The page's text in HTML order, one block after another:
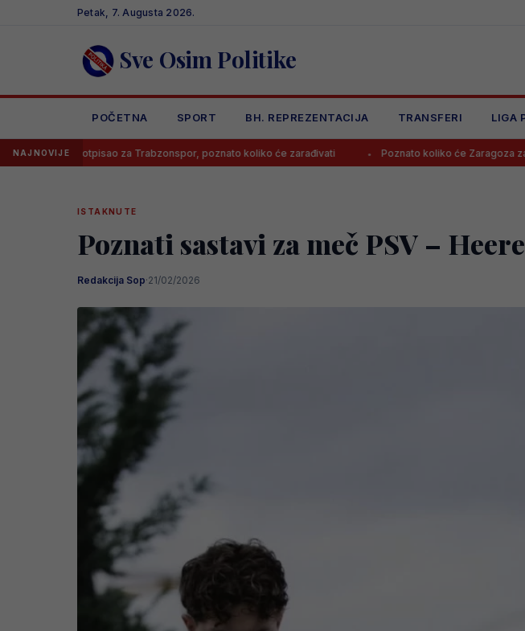
Petak, 7. Augusta 2026.
Sve Osim Politike
POČETNA SPORT BH. REPREZENTACIJA TRANSFERI LIGA
NAJNOVIJE
potpisao za Trabzonspor, poznato koliko će zarađivati Poznato koliko će Zaragoza zaraditi
ISTAKNUTE
Poznati sastavi za meč PSV –
Redakcija Sop·21/02/2026